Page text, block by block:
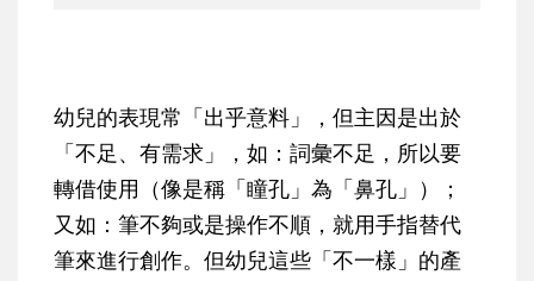
幼兒的表現常「出乎意料」，但主因是出於
「不足、有需求」，如：詞彙不足，所以要
轉借使用（像是稱「瞳孔」為「鼻孔」）；
又如：筆不夠或是操作不順，就用手指替代
筆來進行創作。但幼兒這些「不一樣」的產